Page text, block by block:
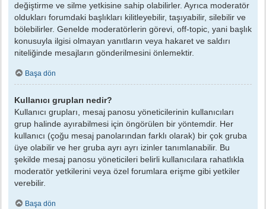
değiştirme ve silme yetkisine sahip olabilirler. Ayrıca moderatör
oldukları forumdaki başlıkları kilitleyebilir, taşıyabilir, silebilir ve
bölebilirler. Genelde moderatörlerin görevi, off-topic, yani başlık
konusuyla ilgisi olmayan yanıtların veya hakaret ve saldırı
niteliğinde mesajların gönderilmesini önlemektir.
Başa dön
Kullanıcı grupları nedir?
Kullanıcı grupları, mesaj panosu yöneticilerinin kullanıcıları
grup halinde ayırabilmesi için öngörülen bir yöntemdir. Her
kullanıcı (çoğu mesaj panolarından farklı olarak) bir çok gruba
üye olabilir ve her gruba ayrı ayrı izinler tanımlanabilir. Bu
şekilde mesaj panosu yöneticileri belirli kullanıcılara rahatlıkla
moderatör yetkilerini veya özel forumlara erişme gibi yetkiler
verebilir.
Başa dön